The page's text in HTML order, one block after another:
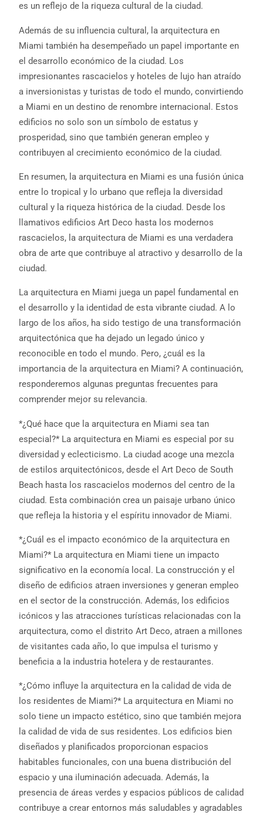
es un reflejo de la riqueza cultural de la ciudad.
Además de su influencia cultural, la arquitectura en
Miami también ha desempeñado un papel importante en
el desarrollo económico de la ciudad. Los
impresionantes rascacielos y hoteles de lujo han atraído
a inversionistas y turistas de todo el mundo, convirtiendo
a Miami en un destino de renombre internacional. Estos
edificios no solo son un símbolo de estatus y
prosperidad, sino que también generan empleo y
contribuyen al crecimiento económico de la ciudad.
En resumen, la arquitectura en Miami es una fusión única
entre lo tropical y lo urbano que refleja la diversidad
cultural y la riqueza histórica de la ciudad. Desde los
llamativos edificios Art Deco hasta los modernos
rascacielos, la arquitectura de Miami es una verdadera
obra de arte que contribuye al atractivo y desarrollo de la
ciudad.
La arquitectura en Miami juega un papel fundamental en
el desarrollo y la identidad de esta vibrante ciudad. A lo
largo de los años, ha sido testigo de una transformación
arquitectónica que ha dejado un legado único y
reconocible en todo el mundo. Pero, ¿cuál es la
importancia de la arquitectura en Miami? A continuación,
responderemos algunas preguntas frecuentes para
comprender mejor su relevancia.
*¿Qué hace que la arquitectura en Miami sea tan
especial?* La arquitectura en Miami es especial por su
diversidad y eclecticismo. La ciudad acoge una mezcla
de estilos arquitectónicos, desde el Art Deco de South
Beach hasta los rascacielos modernos del centro de la
ciudad. Esta combinación crea un paisaje urbano único
que refleja la historia y el espíritu innovador de Miami.
*¿Cuál es el impacto económico de la arquitectura en
Miami?* La arquitectura en Miami tiene un impacto
significativo en la economía local. La construcción y el
diseño de edificios atraen inversiones y generan empleo
en el sector de la construcción. Además, los edificios
icónicos y las atracciones turísticas relacionadas con la
arquitectura, como el distrito Art Deco, atraen a millones
de visitantes cada año, lo que impulsa el turismo y
beneficia a la industria hotelera y de restaurantes.
*¿Cómo influye la arquitectura en la calidad de vida de
los residentes de Miami?* La arquitectura en Miami no
solo tiene un impacto estético, sino que también mejora
la calidad de vida de sus residentes. Los edificios bien
diseñados y planificados proporcionan espacios
habitables funcionales, con una buena distribución del
espacio y una iluminación adecuada. Además, la
presencia de áreas verdes y espacios públicos de calidad
contribuye a crear entornos más saludables y agradables